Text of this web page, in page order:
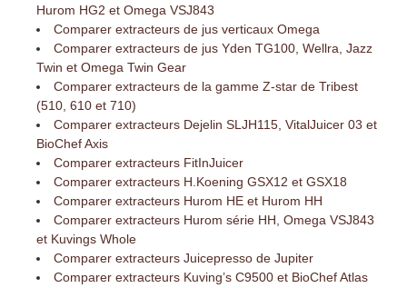
Hurom HG2 et Omega VSJ843
Comparer extracteurs de jus verticaux Omega
Comparer extracteurs de jus Yden TG100, Wellra, Jazz
Twin et Omega Twin Gear
Comparer extracteurs de la gamme Z-star de Tribest
(510, 610 et 710)
Comparer extracteurs Dejelin SLJH115, VitalJuicer 03 et
BioChef Axis
Comparer extracteurs FitInJuicer
Comparer extracteurs H.Koening GSX12 et GSX18
Comparer extracteurs Hurom HE et Hurom HH
Comparer extracteurs Hurom série HH, Omega VSJ843
et Kuvings Whole
Comparer extracteurs Juicepresso de Jupiter
Comparer extracteurs Kuving’s C9500 et BioChef Atlas